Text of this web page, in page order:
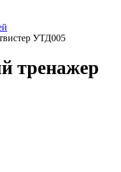
УТД005
тренажер